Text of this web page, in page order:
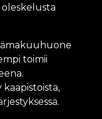
oleskelusta
toimii